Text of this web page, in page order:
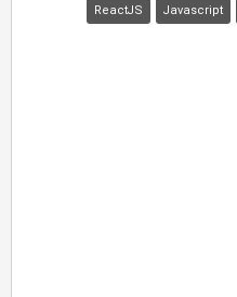
Javascript
ReactJS